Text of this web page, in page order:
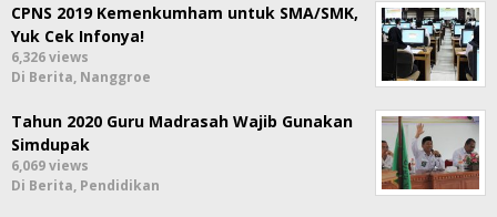
CPNS 2019 Kemenkumham untuk SMA/SMK,
Yuk Cek Infonya!
6,326 views
Di Berita, Nanggroe
Tahun 2020 Guru Madrasah Wajib Gunakan
Simdupak
6,069 views
Di Berita, Pendidikan